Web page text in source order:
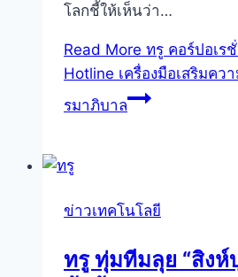
โลกชี้ให้เห็นว่า…
Read More ทรู คอร์ปอเร
Hotline เครื่องมือเสริมคว
รมาภิบาล
ข่าวเทคโนโลยี
ทรู ทุ่มทีมลุย “สิงห์